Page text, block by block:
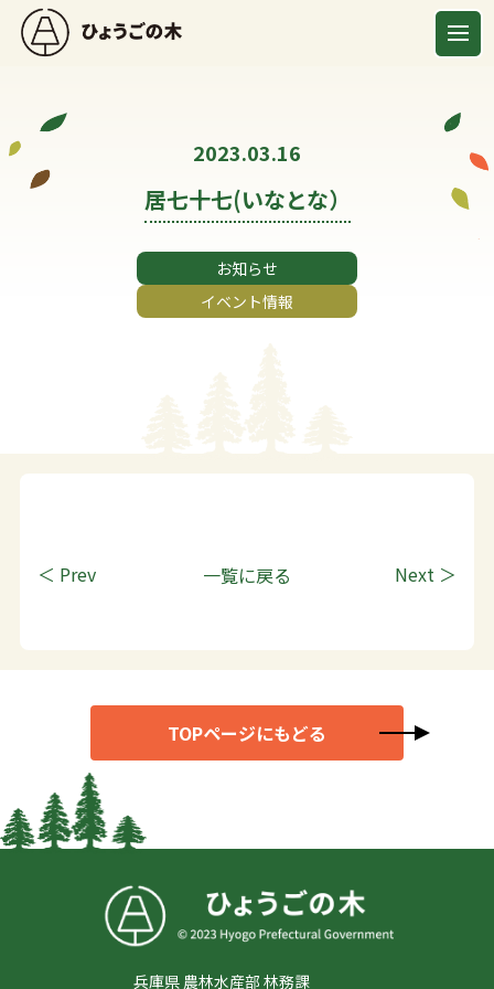
2023.03.16
居七十七(いなとな）
お知らせ
イベント情報
＜ Prev 一覧に戻る Next ＞
TOPページにもどる
兵庫県 農林水産部 林務課